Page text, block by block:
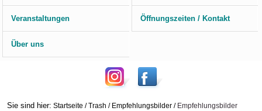
Veranstaltungen Öffnungszeiten / Kontakt
Über uns
Sie sind hier: Startseite /Trash / Empfehlungsbilder / Empfehlungsbilder